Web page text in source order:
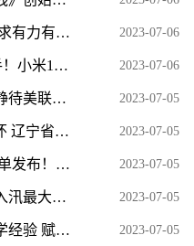
中央财办等部门印发通知 要求有力有序有效推广“千万工程”经验 2023-07-06
苹果iPhone 14 Pro唯一的对手！小米13官网的评价数已破百万|环球播资讯 2023-07-06
林枫理财：黄金窄幅震荡，静待美联储指引方向-今日热议 2023-07-05
全球报道:艺术 | 小戏曲大胸怀 辽宁省第二届地方戏曲小戏展演开幕 2023-07-05
焦点热讯:世界银行1000强榜单发布！10家中国银行进入20强 2023-07-05
贵州黄果树瀑布迎来2023年入汛最大水量 当前关注 2023-07-05
株洲师专到湖南幼专交流办学经验 赋能职业教育高质量发展 2023-07-05